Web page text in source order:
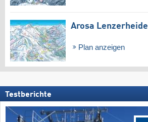
Arosa Lenzerheide
Plan anzeigen
Testberichte